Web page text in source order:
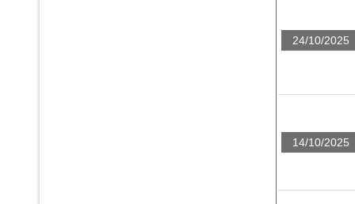
24/10/2025
14/10/2025